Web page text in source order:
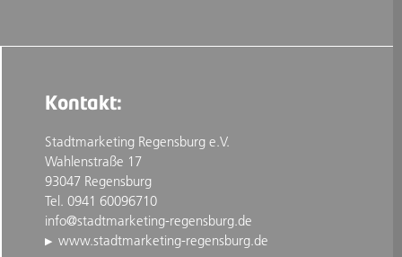
Kontakt:
Stadtmarketing Regensburg e.V.
Wahlenstraße 17
93047 Regensburg
Tel. 0941 60096710
info@stadtmarketing-regensburg.de
www.stadtmarketing-regensburg.de